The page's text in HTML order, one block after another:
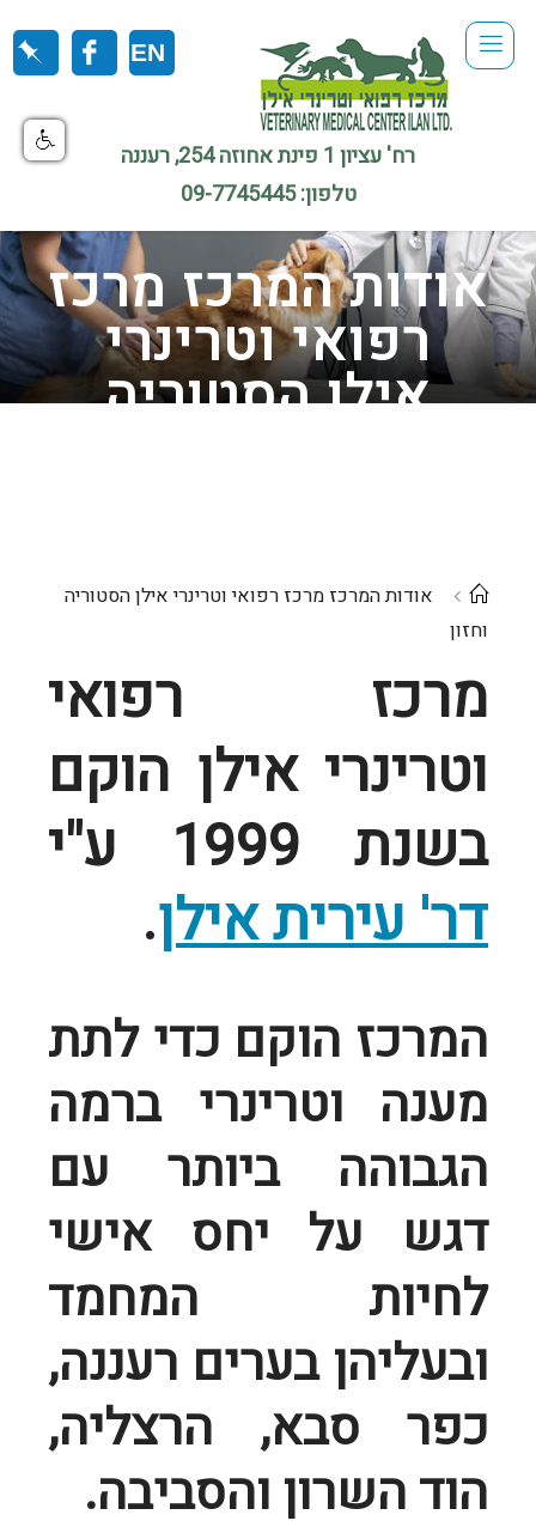
רח' עציון 1 פינת אחוזה 254, רעננה
טלפון:09-7745445
אודות המרכז מרכז
רפואי וטרינרי
אילן הסטוריה
עמוד
ראשי
אודות המרכז מרכז רפואי וטרינרי אילן הסטוריה
וחזון
מרכז רפואי
וטרינרי אילן הוקם
בשנת 1999 ע"י
דר' עירית אילן.
המרכז הוקם כדי לתת
מענה וטרינרי ברמה
הגבוהה ביותר עם
דגש על יחס אישי
לחיות המחמד
ובעליהן בערים רעננה,
כפר סבא, הרצליה,
הוד השרון והסביבה.